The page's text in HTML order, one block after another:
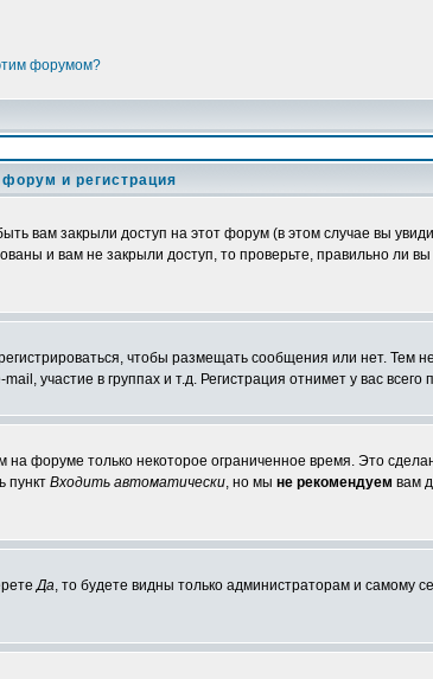
форумом?
и регистрация
вам закрыли доступ на этот форум (в этом случае вы
и вам не закрыли доступ, то проверьте, правильно ли
чтобы размещать сообщения или нет. Тем
участие в группах и т.д. Регистрация отнимет у вас
форуме только некоторое ограниченное время. Это
пункт Входить автоматически, но мы не рекомендуем вам
Да, то будете видны только администраторам и самому